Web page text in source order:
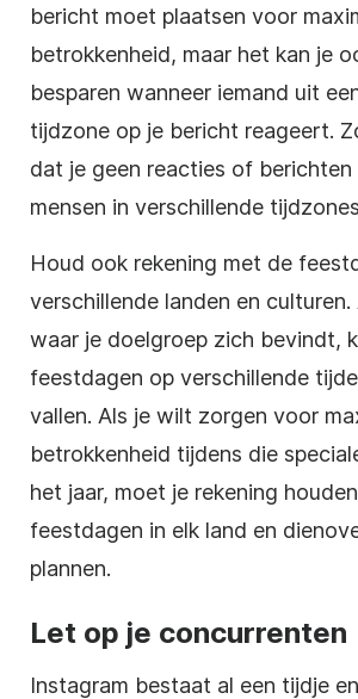
bericht moet plaatsen voor
betrokkenheid, maar het kan je
besparen wanneer iemand uit
tijdzone op je bericht reageert.
dat je geen reacties of berichten
mensen in verschillende
Houd ook rekening met de
verschillende landen en culturen.
waar je doelgroep zich bevindt,
feestdagen op verschillende
vallen. Als je wilt zorgen voor
betrokkenheid tijdens die
het jaar, moet je rekening
feestdagen in elk land en
plannen.
Let op je concurrenten
Instagram bestaat al een tijdje